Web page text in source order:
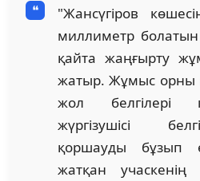
"Жансүгіров
миллиметр
қайта жаңғырту
жатыр. Жұмыс орны
жол белгілері
жүргізушісі
қоршауды бұзып
жатқан